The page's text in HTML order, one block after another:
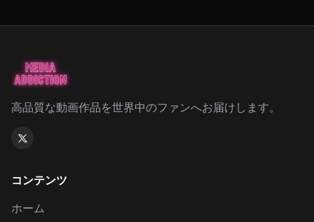
高品質な動画作品を世界中のファンへお届けします。
コンテンツ
ホーム